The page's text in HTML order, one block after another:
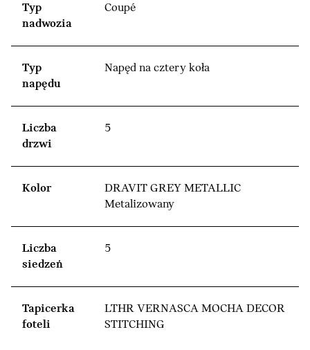
Typ
nadwozia
Coupé
Typ
napędu
Napęd na cztery koła
Liczba
drzwi
5
Kolor
DRAVIT GREY METALLIC
Metalizowany
Liczba
siedzeń
5
Tapicerka
foteli
LTHR VERNASCA MOCHA DECOR
STITCHING